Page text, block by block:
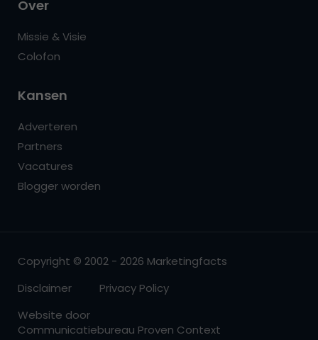
Over
Missie & Visie
Colofon
Kansen
Adverteren
Partners
Vacatures
Blogger worden
Copyright © 2002 - 2026 Marketingfacts
Disclaimer
Privacy Policy
Website door
Communicatiebureau Proven Context